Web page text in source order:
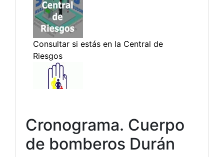
Cronograma. Cuerpo
de bomberos Durán